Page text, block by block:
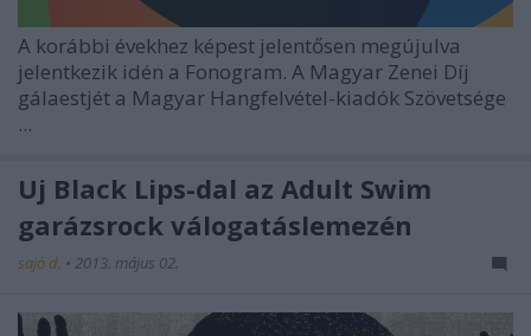
A korábbi évekhez képest jelentősen megújulva
jelentkezik idén a Fonogram. A Magyar Zenei Díj
gálaestjét a Magyar Hangfelvétel-kiadók Szövetsége
...
Új Black Lips-dal az Adult Swim
garázsrock válogatáslemezén
sajó d. • 2013. május 02.